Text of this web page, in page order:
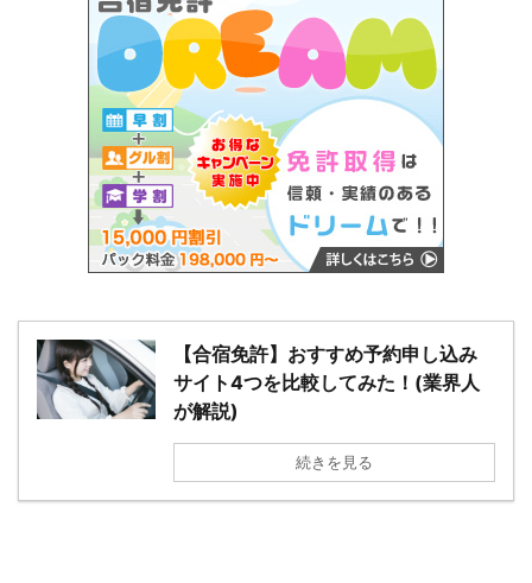
【合宿免許】おすすめ予約申し込み
サイト4つを比較してみた！(業界人
が解説)
続きを見る